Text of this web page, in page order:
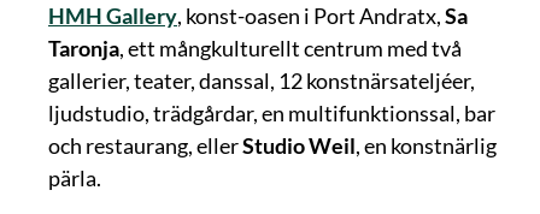
HMH Gallery, konst-oasen i Port Andratx,Sa
Taronja, ett mångkulturellt centrum med två
gallerier, teater, danssal, 12 konstnärsateljéer,
ljudstudio, trädgårdar, en multifunktionssal, bar
och restaurang, ellerStudio Weil, en konstnärlig
pärla.